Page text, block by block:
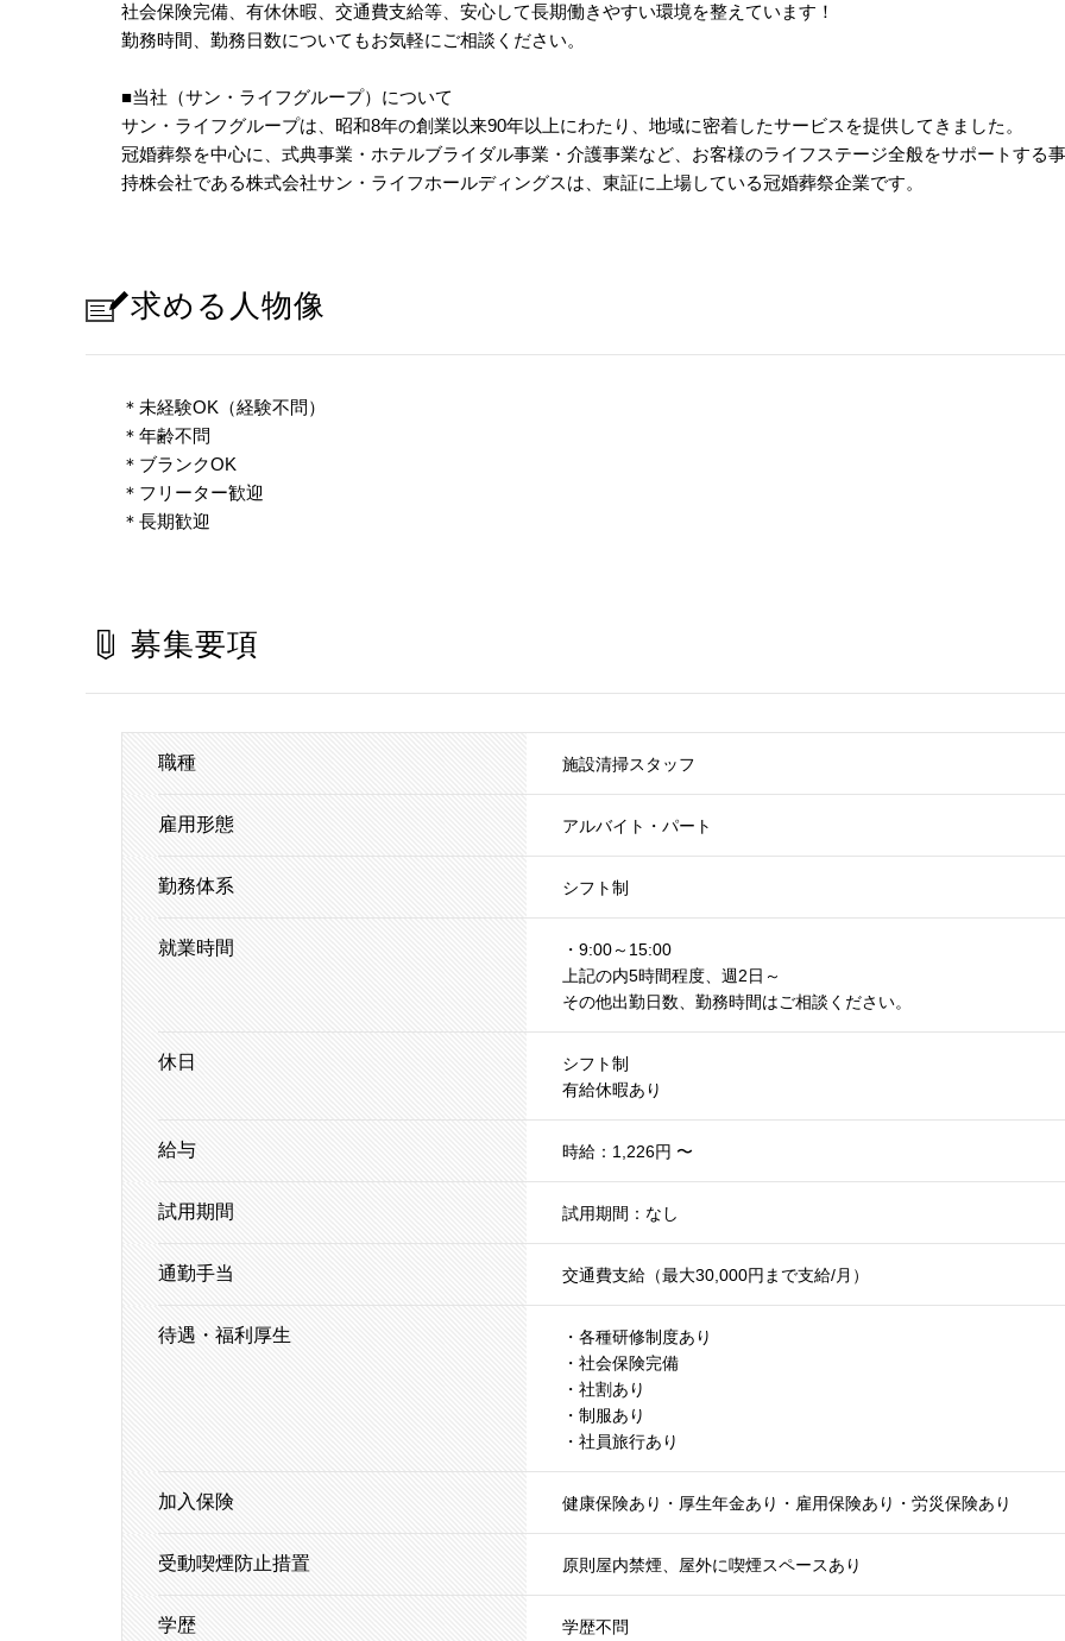
社会保険完備、有休休暇、交通費支給等、安心して長期働きやすい環境を整えています！
勤務時間、勤務日数についてもお気軽にご相談ください。
■当社（サン・ライフグループ）について
サン・ライフグループは、昭和8年の創業以来90年以上にわたり、地域に密着したサービスを提供してきました。
冠婚葬祭を中心に、式典事業・ホテルブライダル事業・介護事業など、お客様のライフステージ全般をサポートする事
持株会社である株式会社サン・ライフホールディングスは、東証に上場している冠婚葬祭企業です。
求める人物像
＊未経験OK（経験不問）
＊年齢不問
＊ブランクOK
＊フリーター歓迎
＊長期歓迎
募集要項
職種 施設清掃スタッフ
雇用形態 アルバイト・パート
勤務体系 シフト制
就業時間
・9:00～15:00
上記の内5時間程度、週2日～
その他出勤日数、勤務時間はご相談ください。
休日
シフト制
有給休暇あり
給与 時給：1,226円 〜
試用期間 試用期間：なし
通勤手当 交通費支給（最大30,000円まで支給/月）
待遇・福利厚生
・各種研修制度あり
・社会保険完備
・社割あり
・制服あり
・社員旅行あり
加入保険 健康保険あり・厚生年金あり・雇用保険あり・労災保険あり
受動喫煙防止措置 原則屋内禁煙、屋外に喫煙スペースあり
学歴 学歴不問